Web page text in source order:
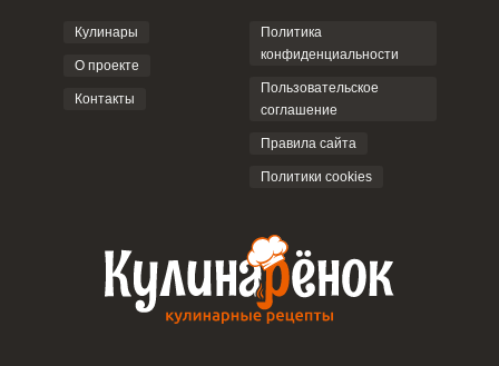
Кулинары
О проекте
Контакты
Политика
конфиденциальности
Пользовательское
соглашение
Правила сайта
Политики cookies